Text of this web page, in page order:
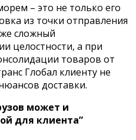
– это не только его
из точки отправления
сложный
целостности, а при
товаров от
Глобал клиенту не
доставки.
может и
для клиента”